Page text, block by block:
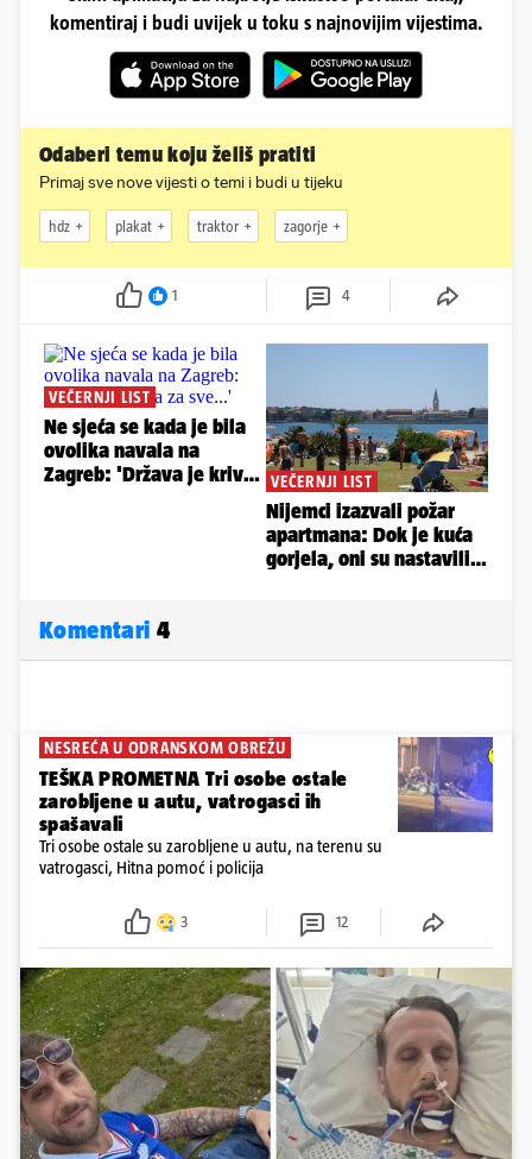
komentiraj i budi uvijek u toku s najnovijim vijestima.
Odaberi temu koju želiš pratiti
Primaj sve nove vijesti o temi i budi u tijeku
hdz plakat traktor zagorje
1 4
Komentari 4
NESREĆA U ODRANSKOM OBREŽU
TEŠKA PROMETNA Tri osobe ostale
zarobljene u autu, vatrogasci ih
spašavali
Tri osobe ostale su zarobljene u autu, na terenu su
vatrogasci, Hitna pomoć i policija
3 12